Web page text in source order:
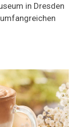
morgen
noch
in Dresden